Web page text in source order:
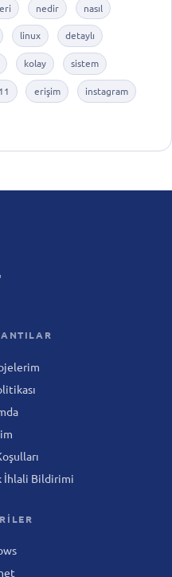
nedir nasıl
linux detaylı
kolay sistem
erişim instagram
İhlali Bildirimi